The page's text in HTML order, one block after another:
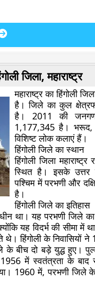
जिला, महाराष्ट्र
महाराष्ट्र का हिंगोली
है। जिले का कुल
है। 2011 की
1,177,345 है। भरूद,
विशिष्ट लोक कलाएं हैं।
हिंगोली जिले का स्थान
हिंगोली जिला
स्थित है। इसके उत्तर
पश्चिम में परभणी और
है।
हिंगोली जिले का इतिहास
था। यह परभणी जिले
यह विदर्भ की सीमा
थे। हिंगोली के निवासियों
दो बड़े युद्ध हुए।
में स्वतंत्रता के बाद
1960 में, परभणी जिले